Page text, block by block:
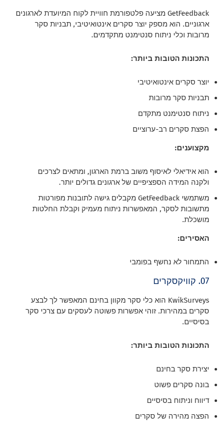
GetFeedback מציעה פלטפורמת חוויית לקוח המיועדת לארגונים
ארגוניים. הוא מספק יוצר סקרים אינטואיטיבי, תבניות סקר
מרובות וכלי ניתוח סנטימנט מתקדמים.
התכונות הטובות ביותר:
יוצר סקרים אינטואיטיבי
תבניות סקר מרובות
ניתוח סנטימנט מתקדם
הפצת סקרים רב-ערוציים
מקצוענים:
הוא אידיאלי לאיסוף משוב ברמת הארגון, ומתאים לצרכים
ולקנה המידה הספציפיים של ארגונים גדולים יותר.
משתמשי GetFeedback מקבלים גישה לתובנות מפורטות
מתשובות לסקר, המאפשרות ניתוח מעמיק וקבלת החלטות
מושכלת.
האסירים:
התמחור לא נחשף בפומבי
07. קוויקסקרים
KwikSurveys הוא כלי סקר מקוון בחינם המאפשר לך לבצע
סקרים במהירות. זוהי אפשרות פשוטה לעסקים עם צרכי סקר
בסיסיים.
התכונות הטובות ביותר:
יצירת סקר בחינם
בונה סקרים פשוט
דיווח וניתוח בסיסיים
הפצה מהירה של סקרים